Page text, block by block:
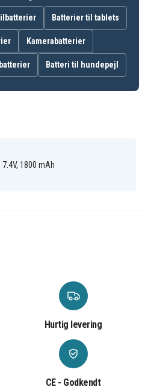
25A
TK- Kenwood TK-
28A
TK- Kenwood TK-
TK- Kenwood
TK340D
Batterier til tablets
Kamerabatterier
Batteri til hundepejl
1800 mAh
Hurtig levering
CE - Godkendt